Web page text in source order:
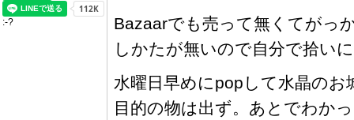
:-?
Bazaarでも売って無くてがっ
しかたが無いので自分で拾い
水曜日早めにpopして水晶の
目的の物は出ず。あとでわか